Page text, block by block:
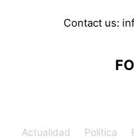
Contact us:
Actualidad Política